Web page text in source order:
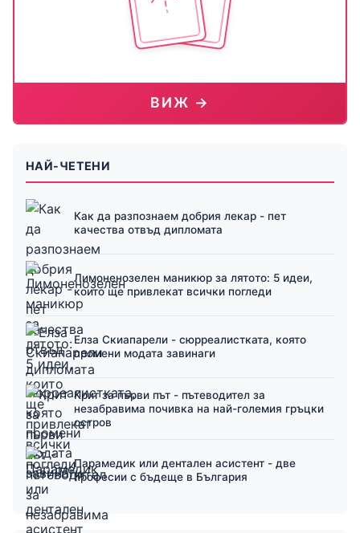
ВИЖ →
НАЙ-ЧЕТЕНИ
Как да разпознаем добрия лекар - пет
качества отвъд дипломата
Лимоненозелен маникюр за лятото: 5 идеи,
които ще привлекат всички погледи
Елза Скиапарели - сюрреалистката, която
промени модата завинаги
Крит за първи път - пътеводител за
незабравима почивка на най-големия гръцки
остров
Парамедик или дентален асистент - две
професии с бъдеще в България